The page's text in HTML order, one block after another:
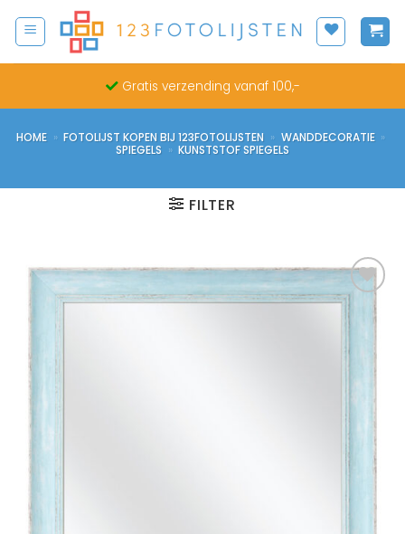
naar
Gratis verzending vanaf 100,-
HOME » FOTOLIJST KOPEN BIJ 123FOTOLIJSTEN » WANDDECORATIE »
SPIEGELS » KUNSTSTOF SPIEGELS
FILTER